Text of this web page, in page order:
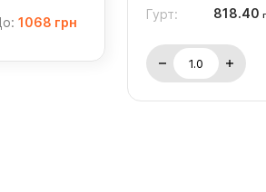
Гурт: 818.40
1068 грн